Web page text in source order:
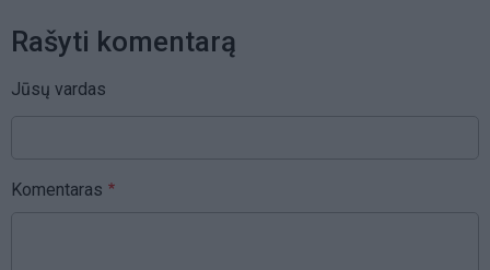
Rašyti komentarą
Jūsų vardas
Komentaras